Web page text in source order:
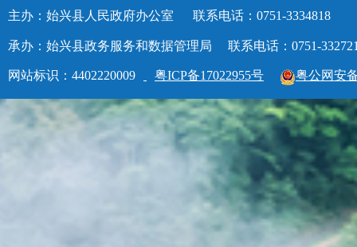
主办：始兴县人民政府办公室 联系电话：0751-3334818
承办：始兴县政务服务和数据管理局 联系电话：0751-
网站标识：4402220009 粤ICP备17022955号 粤公网安